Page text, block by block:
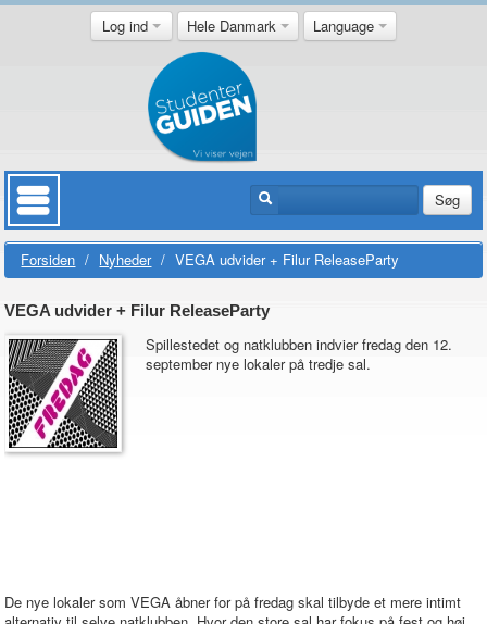
Log ind Hele Danmark Language
Søg
Forsiden / Nyheder / VEGA udvider + Filur ReleaseParty
VEGA udvider + Filur ReleaseParty
Spillestedet og natklubben indvier fredag den 12.
september nye lokaler på tredje sal.
De nye lokaler som VEGA åbner for på fredag skal tilbyde et mere intimt